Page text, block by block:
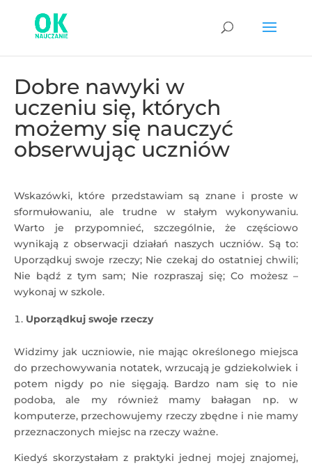
Dobre nawyki w
uczeniu się, których
możemy się nauczyć
obserwując uczniów
Wskazówki, które przedstawiam są znane i proste w
sformułowaniu, ale trudne w stałym wykonywaniu.
Warto je przypomnieć, szczególnie, że częściowo
wynikają z obserwacji działań naszych uczniów. Są to:
Uporządkuj swoje rzeczy; Nie czekaj do ostatniej chwili;
Nie bądź z tym sam; Nie rozpraszaj się; Co możesz –
wykonaj w szkole.
Uporządkuj swoje rzeczy
Widzimy jak uczniowie, nie mając określonego miejsca
do przechowywania notatek, wrzucają je gdziekolwiek i
potem nigdy po nie sięgają. Bardzo nam się to nie
podoba, ale my również mamy bałagan np. w
komputerze, przechowujemy rzeczy zbędne i nie mamy
przeznaczonych miejsc na rzeczy ważne.
Kiedyś skorzystałam z praktyki jednej mojej znajomej,